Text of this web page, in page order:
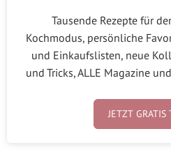
Tausende Rezepte für
Kochmodus, persönliche
und Einkaufslisten, neue
und Tricks, ALLE Magazine
JETZT GRATIS